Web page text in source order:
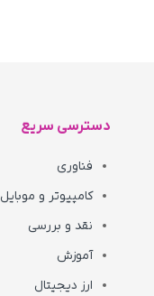
دسترسی سریع
فناوری
کامپیوتر و موبایل
نقد و بررسی
آموزش
ارز دیجیتال